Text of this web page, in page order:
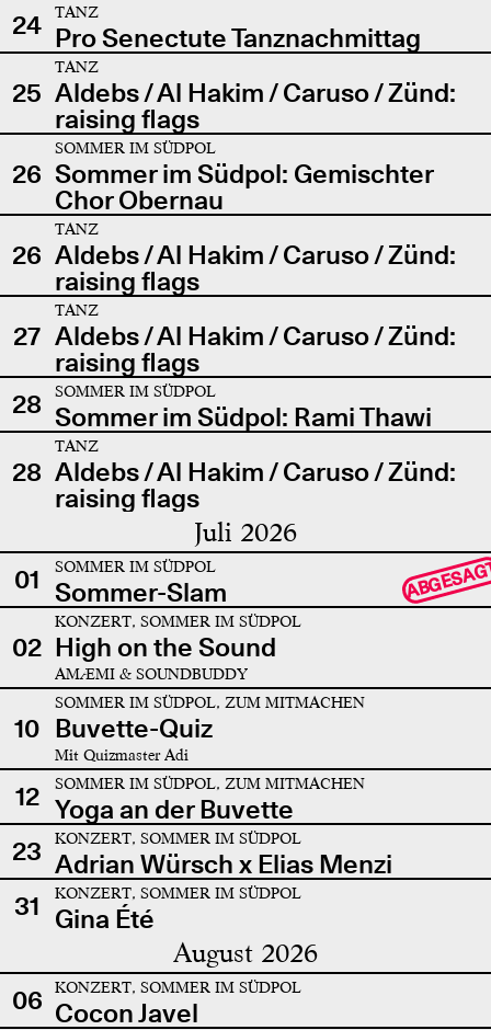
24
TANZ
Pro Senectute Tanznachmittag
25
TANZ
Aldebs / Al Hakim / Caruso / Zünd:
raising flags
26
SOMMER IM SÜDPOL
Sommer im Südpol: Gemischter
Chor Obernau
26
TANZ
Aldebs / Al Hakim / Caruso / Zünd:
raising flags
27
TANZ
Aldebs / Al Hakim / Caruso / Zünd:
raising flags
28
SOMMER IM SÜDPOL
Sommer im Südpol: Rami Thawi
28
TANZ
Aldebs / Al Hakim / Caruso / Zünd:
raising flags
Juli 2026
01 SOMMER IM SÜDPOL
Sommer-Slam
02
KONZERT, SOMMER IM SÜDPOL
High on the Sound
AMÆMI & SOUNDBUDDY
10
SOMMER IM SÜDPOL, ZUM MITMACHEN
Buvette-Quiz
Mit Quizmaster Adi
12 SOMMER IM SÜDPOL, ZUM MITMACHEN
Yoga an der Buvette
23
KONZERT, SOMMER IM SÜDPOL
Adrian Würsch x Elias Menzi
31
KONZERT, SOMMER IM SÜDPOL
Gina Été
August 2026
06 KONZERT, SOMMER IM SÜDPOL
Cocon Javel